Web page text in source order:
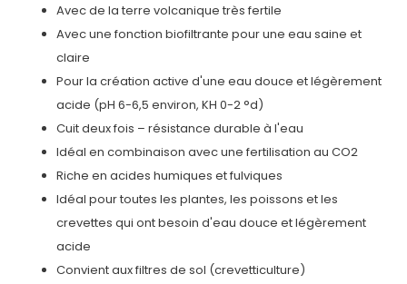
Avec de la terre volcanique très fertile
Avec une fonction biofiltrante pour une eau saine et
claire
Pour la création active d'une eau douce et légèrement
acide (pH 6-6,5 environ, KH 0-2 °d)
Cuit deux fois – résistance durable à l'eau
Idéal en combinaison avec une fertilisation au CO2
Riche en acides humiques et fulviques
Idéal pour toutes les plantes, les poissons et les
crevettes qui ont besoin d'eau douce et légèrement
acide
Convient aux filtres de sol (crevetticulture)